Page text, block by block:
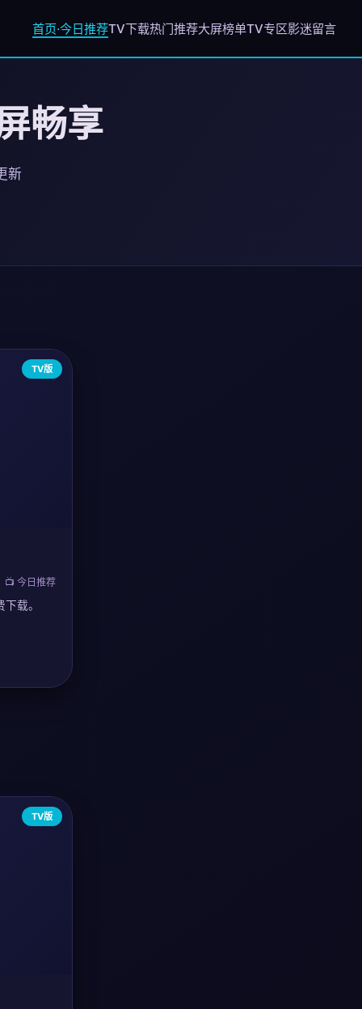
首页·今日推荐TV下载热门推荐大屏榜单TV专区影迷留言
畅享
新
TV版
📺 今日推荐
载。
TV版